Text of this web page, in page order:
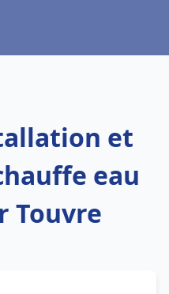
et
eau
Touvre